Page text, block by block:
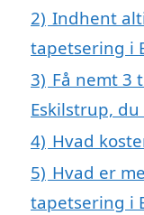
2) Indhent
tapetsering i
3) Få nemt 3
Eskilstrup,
4) Hvad
5) Hvad er
tapetsering i